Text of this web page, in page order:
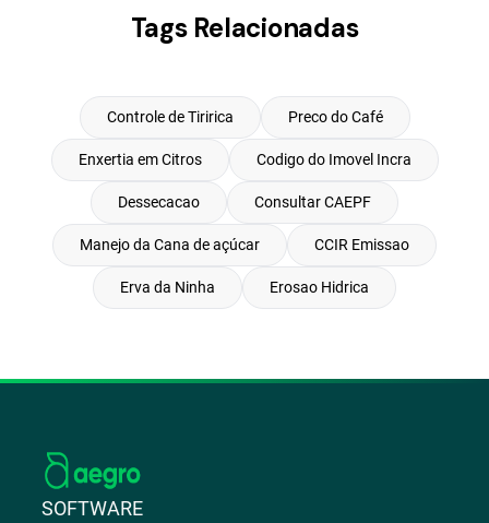
Tags Relacionadas
Controle de Tiririca Preco do Café
Enxertia em Citros Codigo do Imovel Incra
Dessecacao Consultar CAEPF
Manejo da Cana de açúcar CCIR Emissao
Erva da Ninha Erosao Hidrica
SOFTWARE